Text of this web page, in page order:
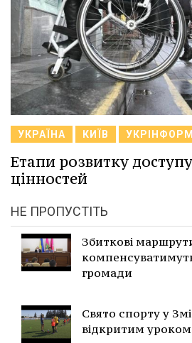
УКРАЇНА КИЇВ УКРІНФОРМ
Етапи розвитку
цінностей
НЕ ПРОПУСТІТЬ
Збиткові
громади
Свято спорту у
відкритим